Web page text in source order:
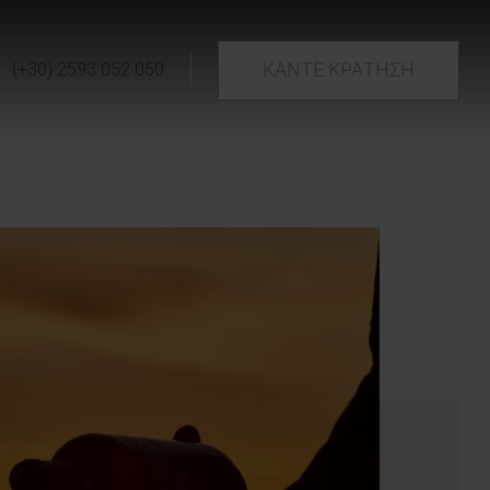
(+30) 2593 052 050 ΚΑΝΤΕ ΚΡΑΤΗΣΗ